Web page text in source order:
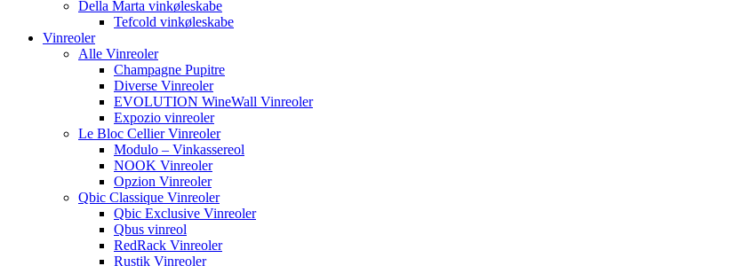
Della Marta vinkøleskabe
Tefcold vinkøleskabe
Vinreoler
Alle Vinreoler
Champagne Pupitre
Diverse Vinreoler
EVOLUTION WineWall Vinreoler
Expozio vinreoler
Le Bloc Cellier Vinreoler
Modulo – Vinkassereol
NOOK Vinreoler
Opzion Vinreoler
Qbic Classique Vinreoler
Qbic Exclusive Vinreoler
Qbus vinreol
RedRack Vinreoler
Rustik Vinreoler